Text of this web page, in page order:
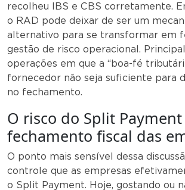
recolheu IBS e CBS corretamente.
o RAD pode deixar de ser um
alternativo para se transformar em
gestão de risco operacional.
operações em que a “boa-fé
fornecedor não seja suficiente para
no fechamento.
O risco do Split
fechamento fiscal das
O ponto mais sensível dessa
controle que as empresas
o Split Payment. Hoje, gostando ou